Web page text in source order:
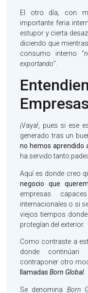
El otro día, con
importante feria
estupor y cierta
diciendo que
consumo interno “
exportando”.
¡Vaya!, pues si ese
generado tras un
no hemos aprendido
ha servido tanto
Aquí es donde creo
negocio que
empresas
internacionales o si
viejos tiempos
protegían del exterior.
Como contraste a
donde continúan
contraponer otro
llamadas Born Global.
Se denomina Born